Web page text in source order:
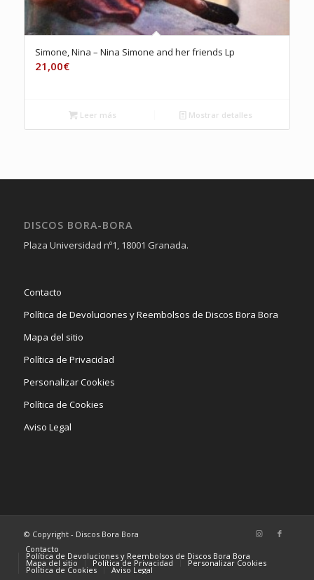
Simone, Nina – Nina Simone and her friends Lp
21,00€
Leer más Mostrar detalles
DISCOS BORA-BORA
Plaza Universidad nº1, 18001 Granada.
Contacto
Política de Devoluciones y Reembolsos de Discos Bora Bora
Mapa del sitio
Política de Privacidad
Personalizar Cookies
Política de Cookies
Aviso Legal
© Copyright - Discos Bora Bora
Contacto
Política de Devoluciones y Reembolsos de Discos Bora Bora
Mapa del sitio Política de Privacidad Personalizar Cookies
Política de Cookies Aviso Legal